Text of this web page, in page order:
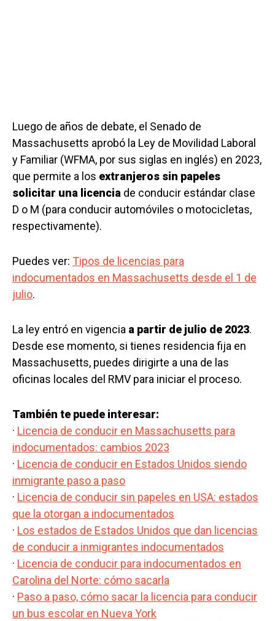
Luego de años de debate, el Senado de
Massachusetts aprobó la Ley de Movilidad Laboral
y Familiar (WFMA, por sus siglas en inglés) en 2023,
que permite a los extranjeros sin papeles
solicitar una licencia de conducir estándar clase
D o M (para conducir automóviles o motocicletas,
respectivamente).
Puedes ver: Tipos de licencias para
indocumentados en Massachusetts desde el 1 de
julio.
La ley entró en vigencia a partir de julio de 2023.
Desde ese momento, si tienes residencia fija en
Massachusetts, puedes dirigirte a una de las
oficinas locales del RMV para iniciar el proceso.
También te puede interesar:
· Licencia de conducir en Massachusetts para
indocumentados: cambios 2023
· Licencia de conducir en Estados Unidos siendo
inmigrante paso a paso
· Licencia de conducir sin papeles en USA: estados
que la otorgan a indocumentados
· Los estados de Estados Unidos que dan licencias
de conducir a inmigrantes indocumentados
· Licencia de conducir para indocumentados en
Carolina del Norte: cómo sacarla
· Paso a paso, cómo sacar la licencia para conducir
un bus escolar en Nueva York